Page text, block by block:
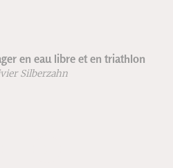
Anatomie pour le
Volume 2: